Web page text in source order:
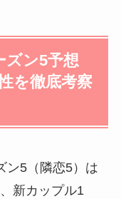
ズン5予想
を徹底考察
ン5（隣恋5）は
新カップル1